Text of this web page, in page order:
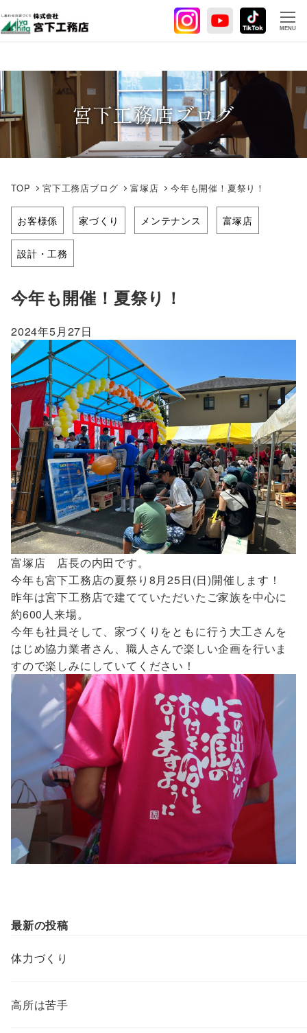
イ
ン
テ
ン
ツ
へ
移
MENU
宮下工務店ブログ
TOP 宮下工務店ブログ 富塚店 今年も開催！夏祭り！
お客様係 家づくり メンテナンス 富塚店
設計・工務
今年も開催！夏祭り！
2024年5月27日
富塚店 店長の内田です。
今年も宮下工務店の夏祭り8月25日(日)開催します！
昨年は宮下工務店で建てていただいたご家族を中心に
約600人来場。
今年も社員そして、家づくりをともに行う大工さんを
はじめ協力業者さん、職人さんで楽しい企画を行いま
すので楽しみにしていてください！
最新の投稿
体力づくり
高所は苦手